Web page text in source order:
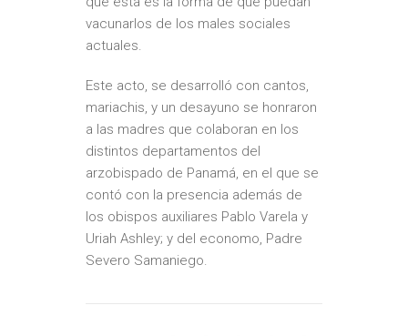
vacunarlos de los males sociales
actuales.
Este acto, se desarrolló con cantos,
mariachis, y un desayuno se honraron
a las madres que colaboran en los
distintos departamentos del
arzobispado de Panamá, en el que se
contó con la presencia además de
los obispos auxiliares Pablo Varela y
Uriah Ashley; y del economo, Padre
Severo Samaniego.